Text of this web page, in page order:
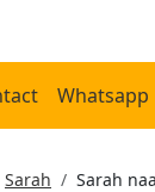
Whatsapp
Sarah
Sarah